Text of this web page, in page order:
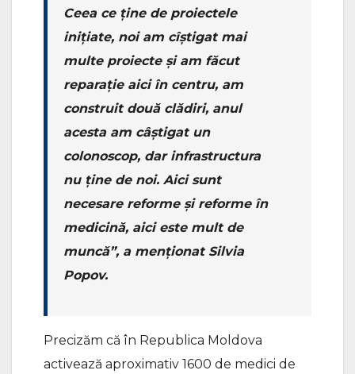
Ceea ce ține de proiectele
inițiate, noi am cîștigat mai
multe proiecte și am făcut
reparație aici în centru, am
construit două clădiri, anul
acesta am câștigat un
colonoscop, dar infrastructura
nu ține de noi. Aici sunt
necesare reforme și reforme în
medicină, aici este mult de
muncă”, a menționat Silvia
Popov.
Precizăm că în Republica Moldova
activează aproximativ 1600 de medici de